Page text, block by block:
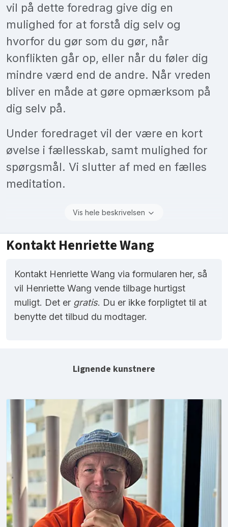
vil på dette foredrag give dig en
mulighed for at forstå dig selv og
hvorfor du gør som du gør, når
konflikten går op, eller når du føler dig
mindre værd end de andre. Når vreden
bliver en måde at gøre opmærksom på
dig selv på.
Under foredraget vil der være en kort
øvelse i fællesskab, samt mulighed for
spørgsmål. Vi slutter af med en fælles
meditation.
Vis hele beskrivelsen
Kontakt Henriette Wang
Kontakt Henriette Wang via formularen her, så
vil Henriette Wang vende tilbage hurtigst
muligt. Det er gratis. Du er ikke forpligtet til at
benytte det tilbud du modtager.
Lignende kunstnere